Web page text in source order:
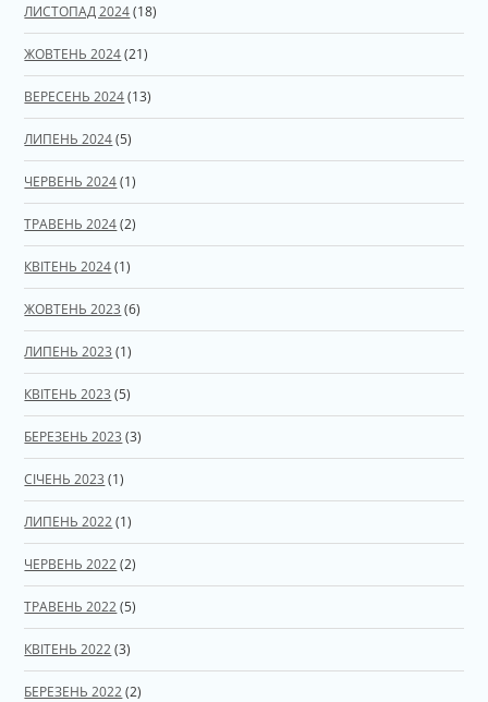
ЛИСТОПАД 2024(18)
ЖОВТЕНЬ 2024(21)
ВЕРЕСЕНЬ 2024(13)
ЛИПЕНЬ 2024(5)
ЧЕРВЕНЬ 2024(1)
ТРАВЕНЬ 2024(2)
КВІТЕНЬ 2024(1)
ЖОВТЕНЬ 2023 (6)
ЛИПЕНЬ 2023 (1)
КВІТЕНЬ 2023 (5)
БЕРЕЗЕНЬ 2023 (3)
СІЧЕНЬ 2023 (1)
ЛИПЕНЬ 2022(1)
ЧЕРВЕНЬ 2022(2)
ТРАВЕНЬ 2022(5)
КВІТЕНЬ 2022(3)
БЕРЕЗЕНЬ 2022(2)